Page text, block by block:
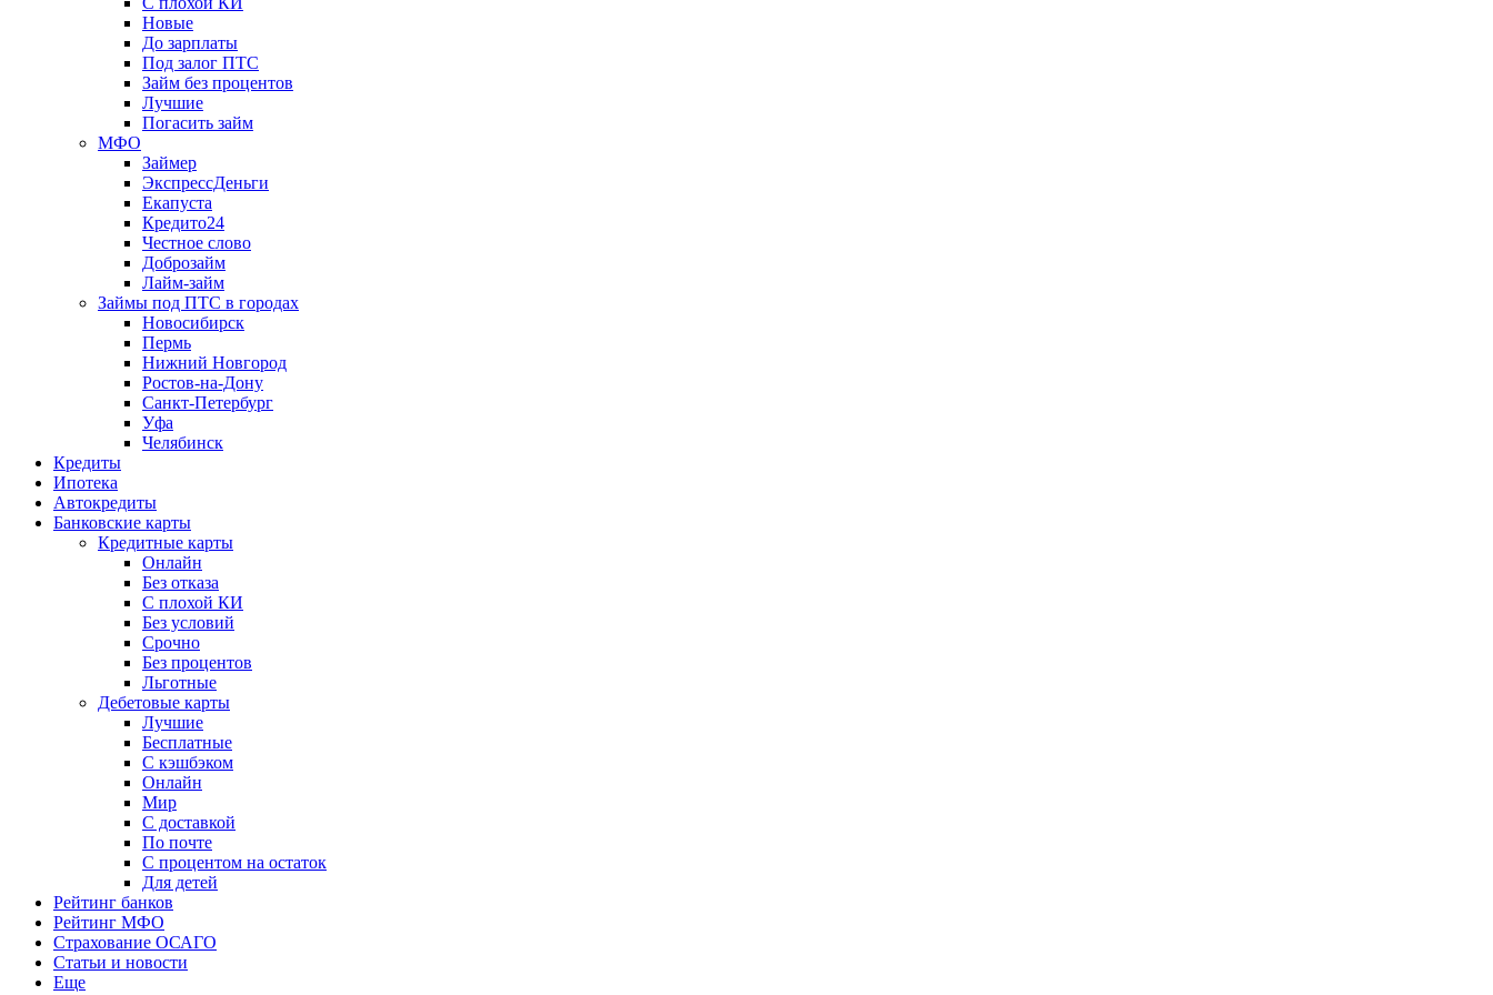
Новые
До зарплаты
Под залог ПТС
Займ без процентов
Лучшие
Погасить займ
МФО
Займер
ЭкспрессДеньги
Екапуста
Кредито24
Честное слово
Доброзайм
Лайм-займ
Займы под ПТС в городах
Новосибирск
Пермь
Нижний Новгород
Ростов-на-Дону
Санкт-Петербург
Уфа
Челябинск
Кредиты
Ипотека
Автокредиты
Банковские карты
Кредитные карты
Онлайн
Без отказа
С плохой КИ
Без условий
Срочно
Без процентов
Льготные
Дебетовые карты
Лучшие
Бесплатные
С кэшбэком
Онлайн
Мир
С доставкой
По почте
С процентом на остаток
Для детей
Рейтинг банков
Рейтинг МФО
Страхование ОСАГО
Статьи и новости
Еще